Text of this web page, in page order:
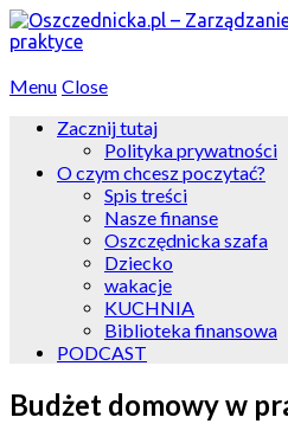
Menu Close
Zacznij tutaj
Polityka prywatności
O czym chcesz poczytać?
Spis treści
Nasze finanse
Oszczędnicka szafa
Dziecko
wakacje
KUCHNIA
Biblioteka finansowa
PODCAST
Budżet domowy w